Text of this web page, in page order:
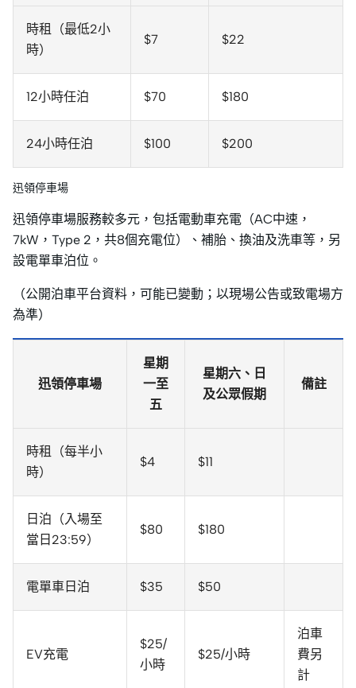
時租（最低2小
時）
$7 $22
12小時任泊 $70 $180
24小時任泊 $100 $200
迅領停車場
迅領停車場服務較多元，包括電動車充電（AC中速，
7kW，Type 2，共8個充電位）、補胎、換油及洗車等，另
設電單車泊位。
（公開泊車平台資料，可能已變動；以現場公告或致電場方
為準）
迅領停車場
星期
一至
五
星期六、日
及公眾假期
備註
時租（每半小
時）
$4 $11
日泊（入場至
當日23:59）
$80 $180
電單車日泊 $35 $50
EV充電
$25/
小時
$25/小時
泊車
費另
計